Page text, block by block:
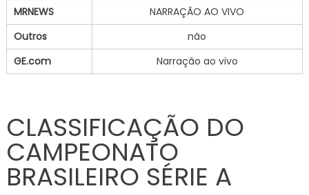
MRNEWS
NARRAÇÃO AO VIVO
Outros
não
GE.com
Narração ao vivo
CLASSIFICAÇÃO DO
CAMPEONATO
BRASILEIRO SÉRIE A